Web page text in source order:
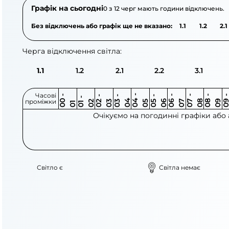
Графік на сьогодні0 з 12 черг мають години відключень.
Без відключень або графік ще не вказано: 1.1 1.2 2.1
Черга відключення світла:
1.1 1.2 2.1 2.2 3.1
Часові
проміжки 0
0
-
0 1 0
1
-
0 2 0 2
-
0 3 0 3
-
0 4 0 4
-
0 5 0 5
-
0 6 0 6
-
0 7 0 7
-
0 8 0 8
-
0 9 0
9
-
1
Очікуємо на погодинні графіки
Світло є Світла немає